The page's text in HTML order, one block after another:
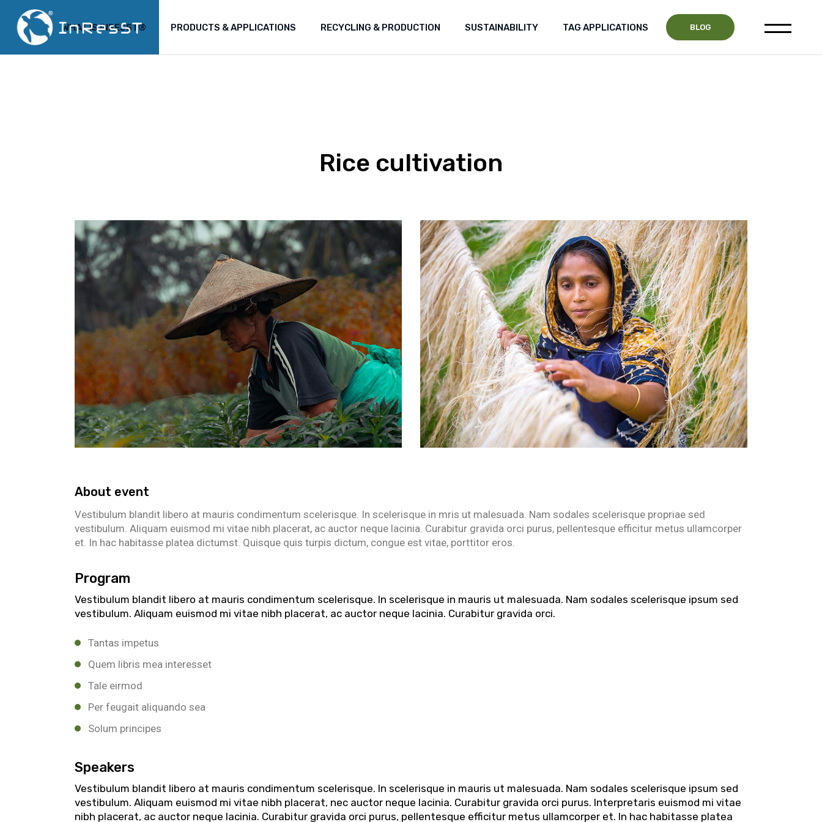
WHAT IS INRESST® PRODUCTS & APPLICATIONS RECYCLING & PRODUCTION SUSTAINABILITY TAG APPLICATIONS CONTACT US
BLOG
Rice cultivation
About event
Vestibulum blandit libero at mauris condimentum scelerisque. In scelerisque in mris ut malesuada. Nam sodales scelerisque propriae sed
vestibulum. Aliquam euismod mi vitae nibh placerat, ac auctor neque lacinia. Curabitur gravida orci purus, pellentesque efficitur metus ullamcorper
et. In hac habitasse platea dictumst. Quisque quis turpis dictum, congue est vitae, porttitor eros.
Program
Vestibulum blandit libero at mauris condimentum scelerisque. In scelerisque in mauris ut malesuada. Nam sodales scelerisque ipsum sed
vestibulum. Aliquam euismod mi vitae nibh placerat, ac auctor neque lacinia. Curabitur gravida orci.
Tantas impetus
Quem libris mea interesset
Tale eirmod
Per feugait aliquando sea
Solum principes
Speakers
Vestibulum blandit libero at mauris condimentum scelerisque. In scelerisque in mauris ut malesuada. Nam sodales scelerisque ipsum sed
vestibulum. Aliquam euismod mi vitae nibh placerat, nec auctor neque lacinia. Curabitur gravida orci purus. Interpretaris euismod mi vitae
nibh placerat, ac auctor neque lacinia. Curabitur gravida orci purus, pellentesque efficitur metus ullamcorper et. In hac habitasse platea